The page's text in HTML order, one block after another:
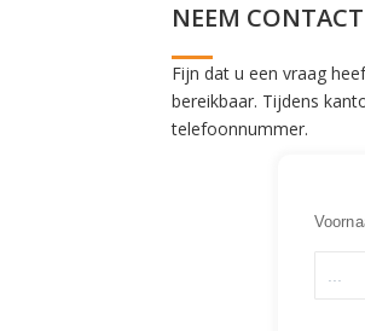
NEEM
Fijn dat u een vraag
bereikbaar. Tijdens
telefoonnummer.